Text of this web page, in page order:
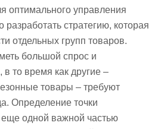
оптимального управления
стратегию, которая
отдельных групп товаров.
большой спрос и
то время как другие –
товары – требуют
Определение точки
еще одной важной частью